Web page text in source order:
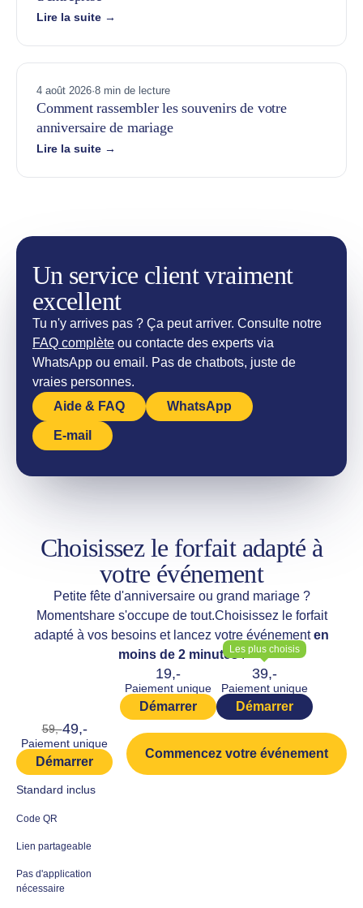
Lire la suite →
4 août 2026·8 min de lecture
Comment rassembler les souvenirs de votre
anniversaire de mariage
Lire la suite →
Un service client vraiment
excellent
Tu n'y arrives pas ? Ça peut arriver. Consulte notre
FAQ complète ou contacte des experts via
WhatsApp ou email. Pas de chatbots, juste de
vraies personnes.
Aide & FAQ
WhatsApp
E-mail
Choisissez le forfait adapté à
votre événement
Petite fête d'anniversaire ou grand mariage ?
Momentshare s'occupe de tout.Choisissez le forfait
adapté à vos besoins et lancez votre événementen
moins de 2 minutes!
19,-
Paiement unique
Démarrer
Les plus choisis
39,-
Paiement unique
Démarrer
59,-49,-
Paiement unique
Démarrer
Commencez votre événement
Standard inclus
Code QR
Lien partageable
Pas d'application
nécessaire